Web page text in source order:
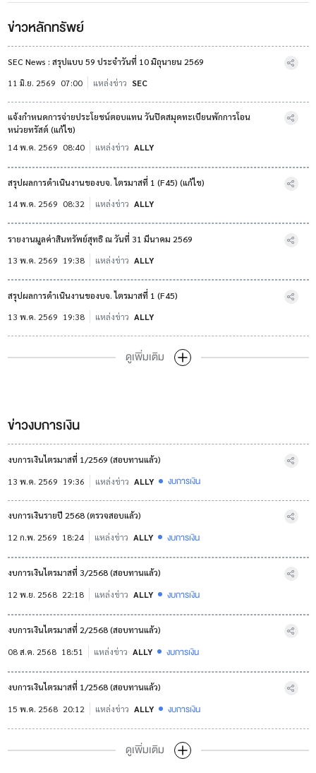
ข่าวหลักทรัพย์
SEC News : สรุปแบบ 59 ประจำวันที่ 10 มิถุนายน 2569
11 มิ.ย. 2569 07:00 แหล่งข่าว SEC
แจ้งกำหนดการจ่ายประโยชน์ตอบแทน วันปิดสมุดทะเบียนพักการโอน
หน่วยทรัสต์ (แก้ไข)
14 พ.ค. 2569 08:40 แหล่งข่าว ALLY
สรุปผลการดำเนินงานของบจ. ไตรมาสที่ 1 (F45) (แก้ไข)
14 พ.ค. 2569 08:32 แหล่งข่าว ALLY
รายงานมูลค่าสินทรัพย์สุทธิ ณ วันที่ 31 มีนาคม 2569
13 พ.ค. 2569 19:38 แหล่งข่าว ALLY
สรุปผลการดำเนินงานของบจ. ไตรมาสที่ 1 (F45)
13 พ.ค. 2569 19:38 แหล่งข่าว ALLY
ดูเพิ่มเติม
ข่าวงบการเงิน
งบการเงินไตรมาสที่ 1/2569 (สอบทานแล้ว)
13 พ.ค. 2569 19:36 แหล่งข่าว ALLY งบการเงิน
งบการเงินรายปี 2568 (ตรวจสอบแล้ว)
12 ก.พ. 2569 18:24 แหล่งข่าว ALLY งบการเงิน
งบการเงินไตรมาสที่ 3/2568 (สอบทานแล้ว)
12 พ.ย. 2568 22:18 แหล่งข่าว ALLY งบการเงิน
งบการเงินไตรมาสที่ 2/2568 (สอบทานแล้ว)
08 ส.ค. 2568 18:51 แหล่งข่าว ALLY งบการเงิน
งบการเงินไตรมาสที่ 1/2568 (สอบทานแล้ว)
15 พ.ค. 2568 20:12 แหล่งข่าว ALLY งบการเงิน
ดูเพิ่มเติม